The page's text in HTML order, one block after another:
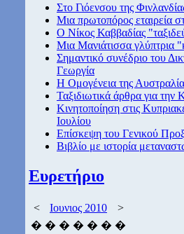
Στο Γιόενσου της
Μια πρωτοπόρος εταιρεία
Ο Νίκος Καββαδίας
Μια Μανιάτισσα γλύπτρια
Σημαντικό συνέδριο του
Γεωργία
Η Ομογένεια της
Ταξιδιωτικά άρθρα για
Κινητοποίηση στις
Ιουλίου
Επίσκεψη του Γενικού
Βιβλίο με ιστορία
Ευρετήριο
< Ιουνιος 2010
>
� � � � � � �